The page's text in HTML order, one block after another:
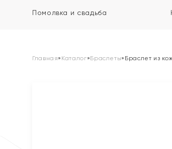
Помолвка и свадьба
Главная» Каталог»Браслеты» Браслет из